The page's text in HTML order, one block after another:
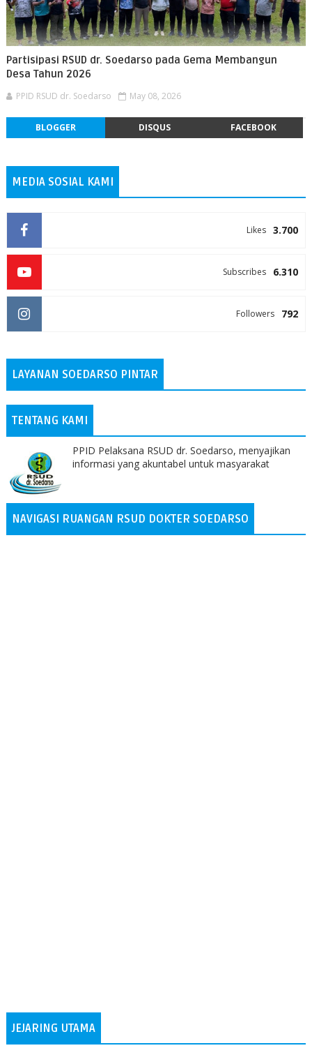
Partisipasi RSUD dr. Soedarso pada Gema Membangun
Desa Tahun 2026
PPID RSUD dr. Soedarso May 08, 2026
BLOGGER DISQUS FACEBOOK
MEDIA SOSIAL KAMI
3.700
Likes
6.310
Subscribes
792
Followers
LAYANAN SOEDARSO PINTAR
TENTANG KAMI
PPID Pelaksana RSUD dr. Soedarso, menyajikan
informasi yang akuntabel untuk masyarakat
NAVIGASI RUANGAN RSUD DOKTER SOEDARSO
JEJARING UTAMA